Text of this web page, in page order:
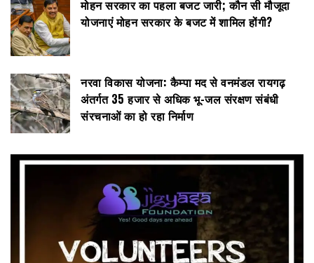
मोहन सरकार का पहला बजट जारी; कौन सी मौजूदा
योजनाएं मोहन सरकार के बजट में शामिल होंगी?
नरवा विकास योजना: कैम्पा मद से वनमंडल रायगढ़
अंतर्गत 35 हजार से अधिक भू-जल संरक्षण संबंधी
संरचनाओं का हो रहा निर्माण